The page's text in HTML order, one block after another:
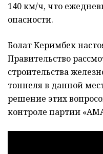
140 км/ч, что
опасности.
Болат Керимбек
Правительство
строительства
тоннеля в данной
решение этих
контроле партии